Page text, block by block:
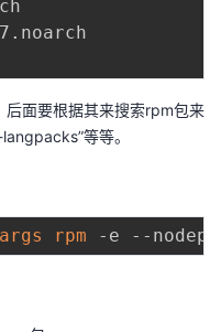
后面要根据其来搜索rpm包来
等等。
rpm